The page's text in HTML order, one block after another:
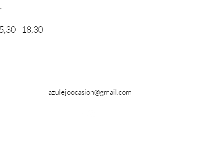
- 18,30
azulejoocasion@gmail.com